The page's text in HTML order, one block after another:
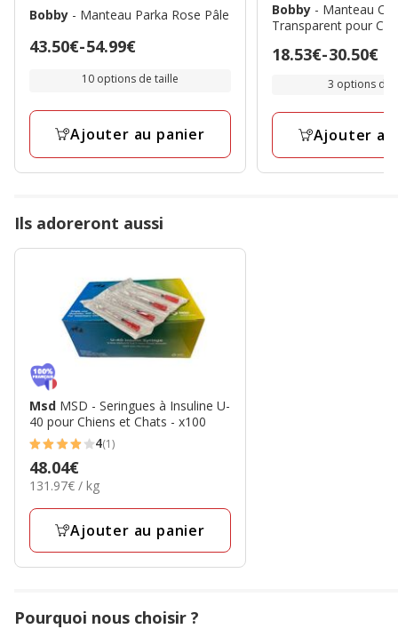
Bobby - Manteau Parka Rose Pâle
Prix
à
54.99€
43.50€-54.99€
10 options de taille
Ajouter au panier
Bobby - Manteau
Transparent pour
Prix
à
30.50€
18.53€-30.50€
3 options de
Ajouter
Ils adoreront aussi
Msd MSD - Seringues à Insuline U-
40 pour Chiens et Chats - x100
4
étoiles
avec
1
4(1)
Prix
48.04€
48.04€
131.97€
Kg
131.97€ / kg
Ajouter au panier
Pourquoi nous choisir ?